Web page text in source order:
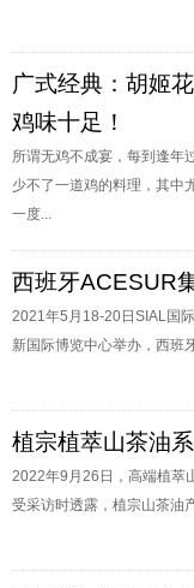
广式经典：胡姬
鸡味十足！
所谓无鸡不成宴，每到逢年
少不了一道鸡的料理，其中
一度...
西班牙ACESUR
2021年5月18-20日SIAL国
新国际博览中心举办，西班
植宗植萃山茶油
2022年9月26日，高端植萃
受采访时透露，植宗山茶油